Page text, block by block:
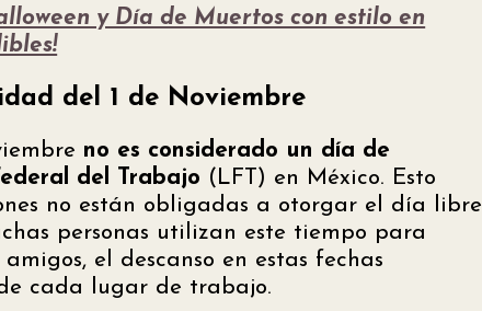
y Día de Muertos con estilo en
del 1 de Noviembre
no es considerado un día de
del Trabajo (LFT) en México. Esto
no están obligadas a otorgar el día libre
personas utilizan este tiempo para
el descanso en estas fechas
cada lugar de trabajo.